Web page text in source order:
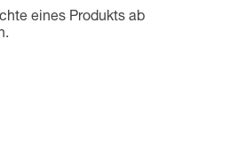
eines Produkts ab